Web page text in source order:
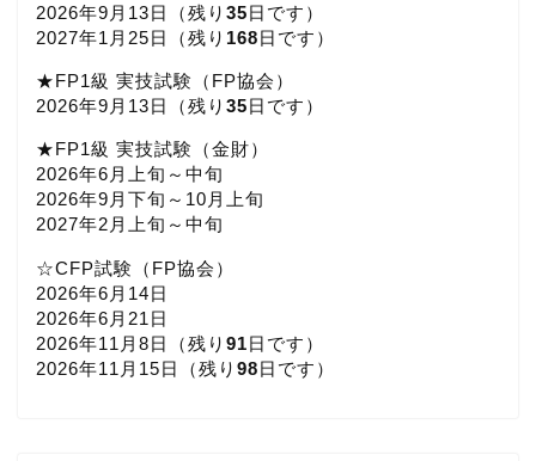
2026年9月13日（残り 35日です）
2027年1月25日（残り 168日です）
★FP1級 実技試験（FP協会）
2026年9月13日（残り 35日です）
★FP1級 実技試験（金財）
2026年6月上旬～中旬
2026年9月下旬～10月上旬
2027年2月上旬～中旬
☆CFP試験（FP協会）
2026年6月14日
2026年6月21日
2026年11月8日（残り 91日です）
2026年11月15日（残り 98日です）